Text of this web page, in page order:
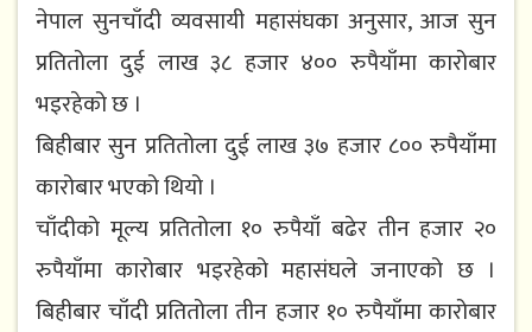
नेपाल सुनचाँदी व्यवसायी महासंघका अनुसार, आज सुन
प्रतितोला दुई लाख ३८ हजार ४०० रुपैयाँमा कारोबार
भइरहेको छ ।
बिहीबार सुन प्रतितोला दुई लाख ३७ हजार ८०० रुपैयाँमा
कारोबार भएको थियो ।
चाँदीको मूल्य प्रतितोला १० रुपैयाँ बढेर तीन हजार २०
रुपैयाँमा कारोबार भइरहेको महासंघले जनाएको छ ।
बिहीबार चाँदी प्रतितोला तीन हजार १० रुपैयाँमा कारोबार